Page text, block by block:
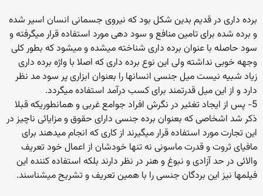
برده داری در قدیم بدین شکل بود که نیروی جسمانی انسان اسیر شده
و برده شده برای تامین منافع و سود دهی مورد استفاده قرار میگرفته و
سود حاصله با عنوان برده داری شناخته میشده و میشود که بطور کلی
وجهه خوبی نداشته ولی این نوع برده داری که اصلا با واژه برده داری
زیاد شبیه نیست میل جنسی انسانها را بعنوان ابزاری پر سود مد نظر
دارد و از این میل قدرتمند برای کسب درآمد استفاده میگردد.
5- پس از ایجاد تغئیر در نگرش افراد جوامع غربی و همانطوریکه قبلا
ذکر شد اشخاصی که بعنوان برده جنسی دارای حقوق و مزایائی ناچیز در
این تجارت مورد استفاده قرار میگیرند از کاری که انجام میدهند برای
مافیای ثروت و قدرت ماسونی نه تنها خودشان از اعمال خود تعریف
والائی در حد آزادی و نبوغ و هنر در نظر دارند بلکه استفاده کننده این
فیلمها نیز این بردگان جنسی را با همین تعریف و تشریح میشناسند.